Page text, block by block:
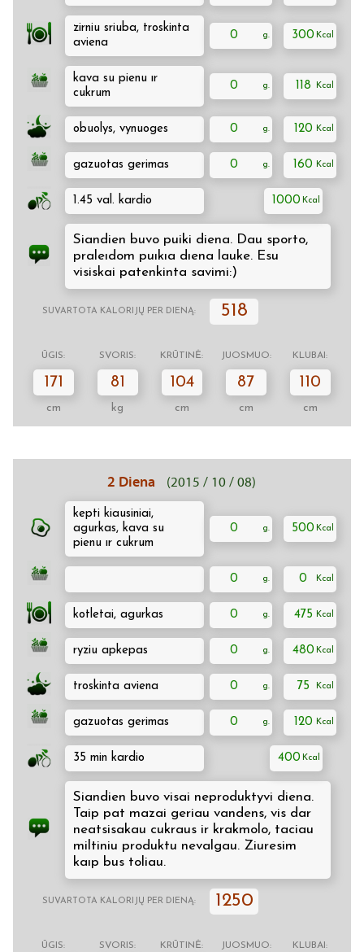
zirniu sriuba, troskinta
aviena
0 300
kava su pienu ır
cukrum
0 118
obuolys, vynuoges 0 120
gazuotas gerimas 0 160
1.45 val. kardio 1000
Siandien buvo puiki diena. Dau sporto,
praleıdom puıkıa dıena lauke. Esu
visiskai patenkinta savimi:)
SUVARTOTA KALORIJŲ PER DIENĄ: 518
ŪGIS: SVORIS: KRŪTINĖ: JUOSMUO: KLUBAI:
171
cm
81
kg
104
cm
87
cm
110
cm
2 Diena (2015 / 10 / 08)
kepti kiausiniai,
agurkas, kava su
pienu ır cukrum
0 500
0 0
kotletai, agurkas 0 475
ryziu apkepas 0 480
troskinta aviena 0 75
gazuotas gerimas 0 120
35 min kardio 400
Siandien buvo visai neproduktyvi diena.
Taip pat mazai geriau vandens, vis dar
neatsisakau cukraus ir krakmolo, taciau
miltiniu produktu nevalgau. Ziuresim
kaıp bus toliau.
SUVARTOTA KALORIJŲ PER DIENĄ: 1250
ŪGIS: SVORIS: KRŪTINĖ: JUOSMUO: KLUBAI: